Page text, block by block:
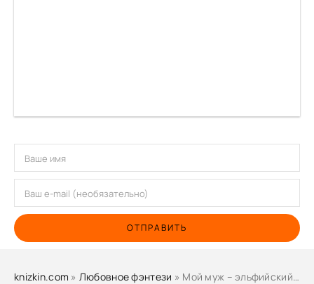
ОТПРАВИТЬ
knizkin.com » Любовное фэнтези » Мой муж – эльфийский принц - Алиса Квин